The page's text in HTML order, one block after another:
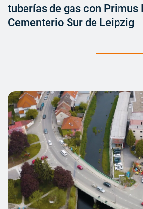
tuberías de gas con Primus
Cementerio Sur de Leipzig